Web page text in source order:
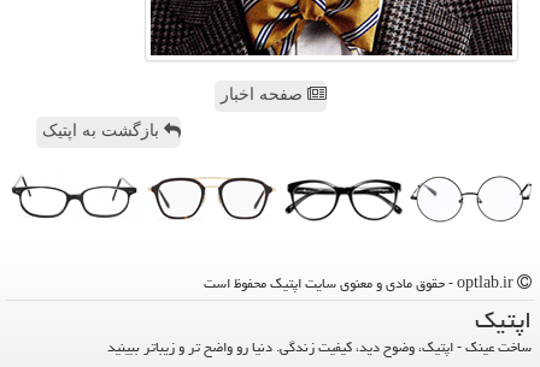
صفحه اخبار
بازگشت به اپتیک
اپتیك
ساخت عینک - اپتیک، وضوح دید، کیفیت زندگی. دنیا رو واضح تر و زیباتر ببینید